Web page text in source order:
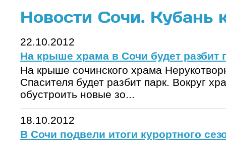
Новости Сочи. Кубань
22.10.2012
На крыше храма в Сочи будет разбит
На крыше сочинского храма
Спасителя будет разбит парк. Вокруг
обустроить новые зо...
18.10.2012
В Сочи подвели итоги курортного